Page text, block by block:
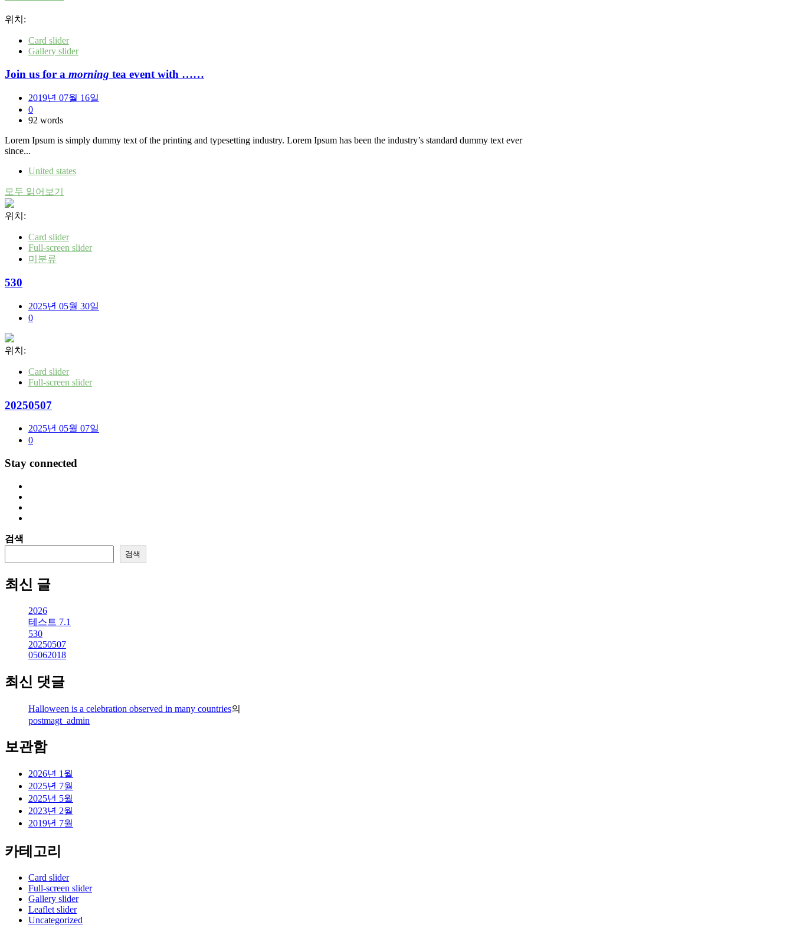
위치:
Card slider
Gallery slider
Join us for a morning tea event with ……
2019년 07월 16일
0
92 words
Lorem Ipsum is simply dummy text of the printing and typesetting industry. Lorem Ipsum has been the industry’s standard dummy text ever
since...
United states
모두 읽어보기
위치:
Card slider
Full-screen slider
미분류
530
2025년 05월 30일
0
위치:
Card slider
Full-screen slider
20250507
2025년 05월 07일
0
Stay connected
검색
검색
최신 글
2026
테스트 7.1
530
20250507
05062018
최신 댓글
Halloween is a celebration observed in many countries의
postmagt_admin
보관함
2026년 1월
2025년 7월
2025년 5월
2023년 2월
2019년 7월
카테고리
Card slider
Full-screen slider
Gallery slider
Leaflet slider
Uncategorized